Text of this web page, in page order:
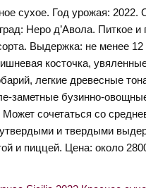
сухое. Год урожая: 2022.
Неро д’Авола. Питкое и
Выдержка: не менее
косточка,
легкие древесные
заметные бузинно-
сочетаться со
и твердыми
и пиццей. Цена: около